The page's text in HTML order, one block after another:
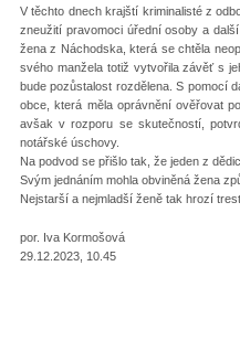
V těchto dnech krajští kriminalisté z
zneužití pravomoci úřední osoby a
žena z Náchodska, která se chtěla
svého manžela totiž vytvořila závěť s
bude pozůstalost rozdělena. S pomocí
obce, která měla oprávnění ověřovat
avšak v rozporu se skutečností,
notářské úschovy.
Na podvod se přišlo tak, že jeden z
Svým jednáním mohla obviněná žena
Nejstarší a nejmladší ženě tak hrozí
por. Iva Kormošová
29.12.2023, 10.45